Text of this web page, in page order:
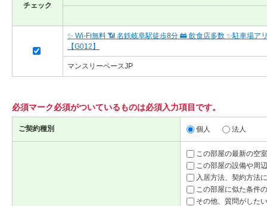
チェック
✨ Wi-Fi無料 📶 名鉄岐阜駅徒歩8分 🚋 飲食店多数 ✨駐車場
【G012】
マンスリーベースJP
必須マーク必須がついているものは必須入力項目です。
ご契約種別 個人 法人
この部屋の最新の空
この部屋の設備や周
入居方法、契約方法
この部屋に似た条件
その他、質問がした